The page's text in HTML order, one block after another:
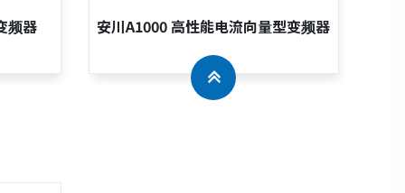
频器 安川A1000 高性能电流向量型变频器